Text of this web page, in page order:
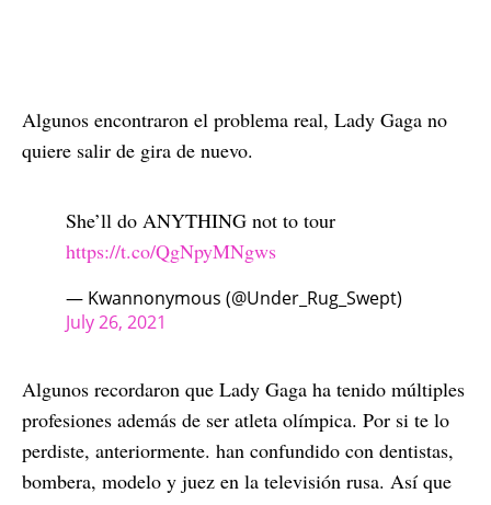
Algunos encontraron el problema real, Lady Gaga no
quiere salir de gira de nuevo.
She’ll do ANYTHING not to tour
https://t.co/QgNpyMNgws
— Kwannonymous (@Under_Rug_Swept)
July 26, 2021
Algunos recordaron que Lady Gaga ha tenido múltiples
profesiones además de ser atleta olímpica. Por si te lo
perdiste, anteriormente. han confundido con dentistas,
bombera, modelo y juez en la televisión rusa. Así que